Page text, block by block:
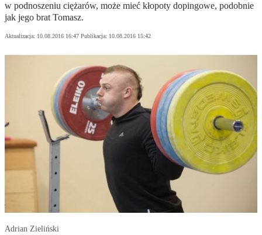
w podnoszeniu ciężarów, może mieć kłopoty dopingowe, podobnie
jak jego brat Tomasz.
Aktualizacja: 10.08.2016 16:47 Publikacja: 10.08.2016 15:42
Adrian Zieliński